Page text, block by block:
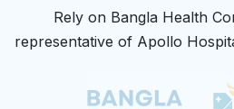
Rely on Bangla Health
representative of Apollo